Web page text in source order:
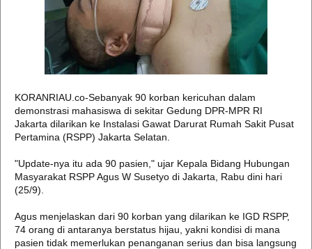
KORANRIAU.co-Sebanyak 90 korban kericuhan dalam
demonstrasi mahasiswa di sekitar Gedung DPR-MPR RI
Jakarta dilarikan ke Instalasi Gawat Darurat Rumah Sakit Pusat
Pertamina (RSPP) Jakarta Selatan.
"Update-nya itu ada 90 pasien," ujar Kepala Bidang Hubungan
Masyarakat RSPP Agus W Susetyo di Jakarta, Rabu dini hari
(25/9).
Agus menjelaskan dari 90 korban yang dilarikan ke IGD RSPP,
74 orang di antaranya berstatus hijau, yakni kondisi di mana
pasien tidak memerlukan penanganan serius dan bisa langsung